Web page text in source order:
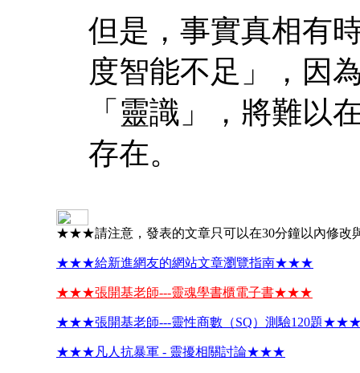
但是，事實真相有
度智能不足」，因
「靈識」，將難以
存在。
★★★請注意，發表的文章只可以在30分鐘以內修
★★★給新進網友的網站文章瀏覽指南★★★
★★★張開基老師---靈魂學書櫃電子書★★★
★★★張開基老師---靈性商數（SQ）測驗120題
★★★凡人抗暴軍 - 靈擾相關討論★★★